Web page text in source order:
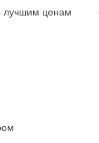
лучшим ценам